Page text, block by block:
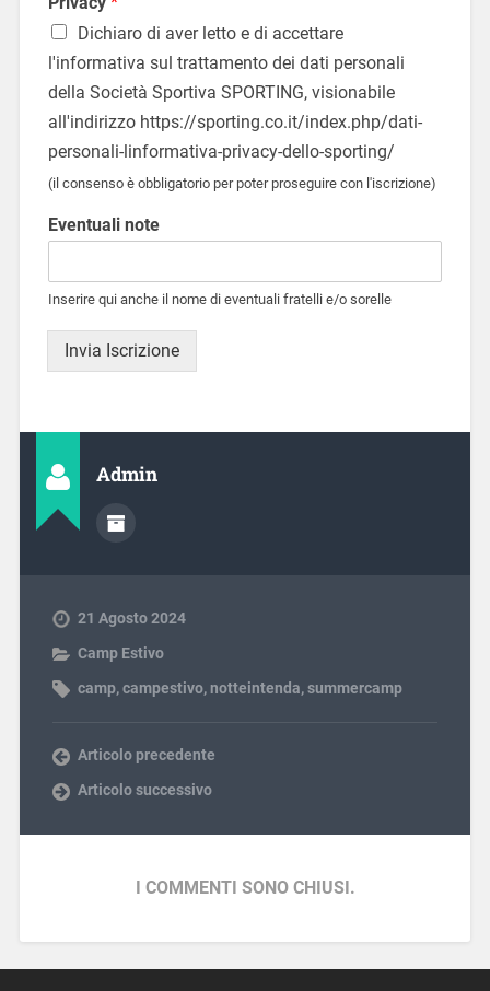
Dichiaro di aver letto e di accettare
l'informativa sul trattamento dei dati personali
della Società Sportiva SPORTING, visionabile
all'indirizzo https://sporting.co.it/index.php/dati-
personali-linformativa-privacy-dello-sporting/
(il consenso è obbligatorio per poter proseguire con l'iscrizione)
Eventuali note
Inserire qui anche il nome di eventuali fratelli e/o sorelle
Invia Iscrizione
Admin
21 Agosto 2024
Camp Estivo
camp,campestivo,notteintenda,summercamp
Articolo precedente
Articolo successivo
I COMMENTI SONO CHIUSI.